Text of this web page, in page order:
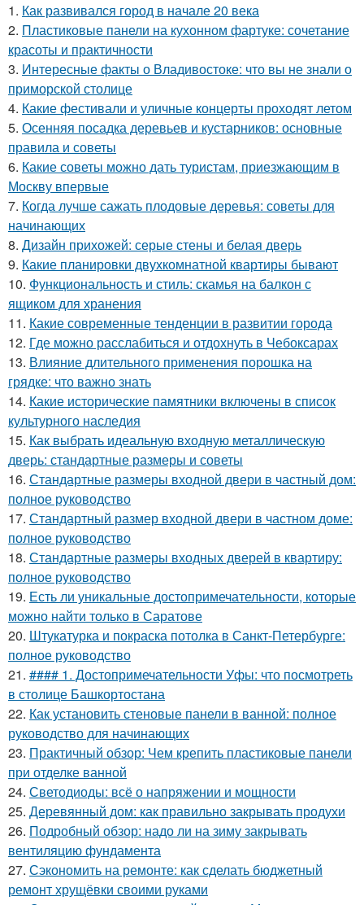
1. Как развивался город в начале 20 века
2. Пластиковые панели на кухонном фартуке: сочетание
красоты и практичности
3. Интересные факты о Владивостоке: что вы не знали о
приморской столице
4. Какие фестивали и уличные концерты проходят летом
5. Осенняя посадка деревьев и кустарников: основные
правила и советы
6. Какие советы можно дать туристам, приезжающим в
Москву впервые
7. Когда лучше сажать плодовые деревья: советы для
начинающих
8. Дизайн прихожей: серые стены и белая дверь
9. Какие планировки двухкомнатной квартиры бывают
10. Функциональность и стиль: скамья на балкон с
ящиком для хранения
11. Какие современные тенденции в развитии города
12. Где можно расслабиться и отдохнуть в Чебоксарах
13. Влияние длительного применения порошка на
грядке: что важно знать
14. Какие исторические памятники включены в список
культурного наследия
15. Как выбрать идеальную входную металлическую
дверь: стандартные размеры и советы
16. Стандартные размеры входной двери в частный дом:
полное руководство
17. Стандартный размер входной двери в частном доме:
полное руководство
18. Стандартные размеры входных дверей в квартиру:
полное руководство
19. Есть ли уникальные достопримечательности, которые
можно найти только в Саратове
20. Штукатурка и покраска потолка в Санкт-Петербурге:
полное руководство
21. #### 1. Достопримечательности Уфы: что посмотреть
в столице Башкортостана
22. Как установить стеновые панели в ванной: полное
руководство для начинающих
23. Практичный обзор: Чем крепить пластиковые панели
при отделке ванной
24. Светодиоды: всё о напряжении и мощности
25. Деревянный дом: как правильно закрывать продухи
26. Подробный обзор: надо ли на зиму закрывать
вентиляцию фундамента
27. Сэкономить на ремонте: как сделать бюджетный
ремонт хрущёвки своими руками